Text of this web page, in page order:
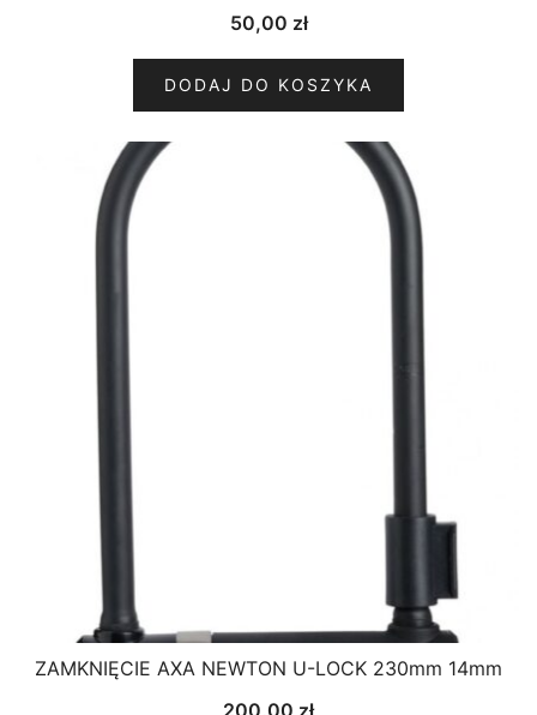
50,00 zł
DODAJ DO KOSZYKA
ZAMKNIĘCIE AXA NEWTON U-LOCK 230mm 14mm
200,00 zł